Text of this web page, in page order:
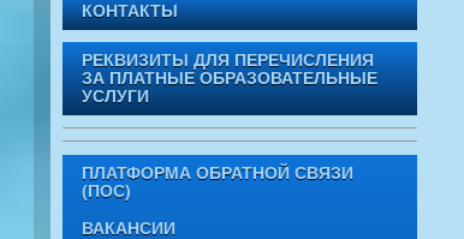
КОНТАКТЫ
РЕКВИЗИТЫ ДЛЯ ПЕРЕЧИСЛЕНИЯ
ЗА ПЛАТНЫЕ ОБРАЗОВАТЕЛЬНЫЕ
УСЛУГИ
ПЛАТФОРМА ОБРАТНОЙ СВЯЗИ
(ПОС)
ВАКАНСИИ